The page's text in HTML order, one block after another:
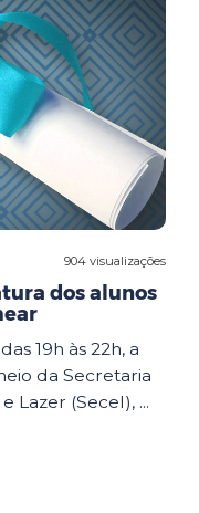
904 visualizações
dos alunos
19h às 22h, a
da Secretaria
Lazer (Secel), ...